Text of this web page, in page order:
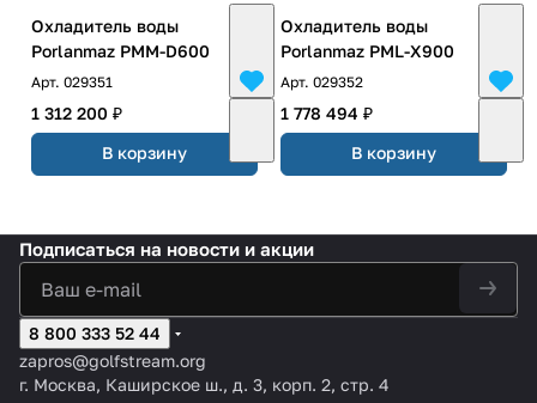
Охладитель воды
Porlanmaz PMM-D600
Арт. 029351
1 312 200 ₽
В корзину
Охладитель воды
Porlanmaz PML-X900
Арт. 029352
1 778 494 ₽
В корзину
Подписаться на новости и акции
8 800 333 52 44
zapros@golfstream.org
г. Москва, Каширское ш., д. 3, корп. 2, стр. 4